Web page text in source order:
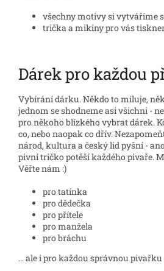
všechny motivy si vytváříme
trička a mikiny pro vás
Dárek pro každou
Vybírání dárku. Někdo to miluje,
jednom se shodneme asi všichni -
pro někoho blízkého vybrat dárek.
co, nebo naopak co dřív.
národ, kultura a český lid pyšní -
pivní tričko potěší každého pivaře.
Věřte nám :)
pro tatínka
pro dědečka
pro přítele
pro manžela
pro bráchu
... ale i pro každou správnou pivařku